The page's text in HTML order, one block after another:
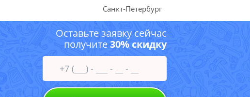
Санкт-Петербург
Оставьте заявку сейчас
получите30% скидку